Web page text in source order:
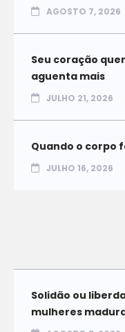
AGOSTO 7, 2026
Seu coração
aguenta mais
JULHO 21, 2026
Quando o corpo
JULHO 16, 2026
Solidão ou
mulheres